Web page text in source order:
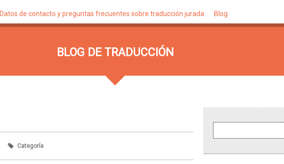
Datos de contacto y preguntas frecuentes sobre traducción jurada Blog
BLOG DE TRADUCCIÓN
Categoría